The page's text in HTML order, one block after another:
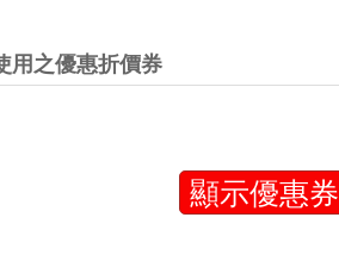
用之優惠折價券
顯示優惠券